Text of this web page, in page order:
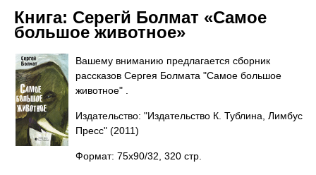
Книга: Серегй Болмат «Самое
большое животное»
Вашему вниманию предлагается сборник
рассказов Сергея Болмата "Самое большое
животное" .
Издательство: "Издательство К. Тублина, Лимбус
Пресс" (2011)
Формат: 75x90/32, 320 стр.